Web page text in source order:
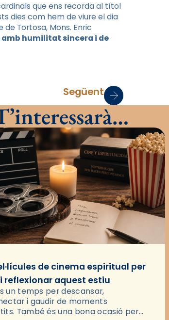
que ens recorda al títol
dies com hem de viure el dia
Tortosa, Mons. Enric
humilitat sincera i de
Següent
de cinema espiritual per
reflexionar aquest estiu
un temps per descansar,
i gaudir de moments
També és una bona ocasió per